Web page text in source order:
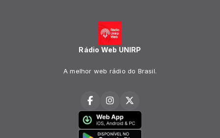
Rádio Web UNIRP
A melhor web rádio do Brasil.